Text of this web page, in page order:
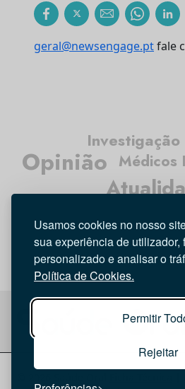
Usamos cookies no nosso
sua experiência de utilizador,
personalizado e analisar o
Política de Cookies.
Permitir
Rejeitar
geral@newsengage.ptfale
Médicos
Opinião
Tecnologia
Investigação